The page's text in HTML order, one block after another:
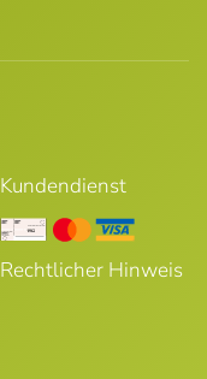
Kundendienst
Rechtlicher Hinweis